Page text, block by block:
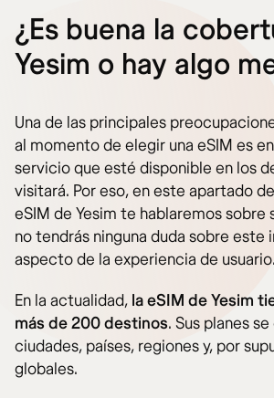
¿Es buena la
Yesim o hay algo
Una de las principales
al momento de elegir una eSIM es
servicio que esté disponible en los
visitará. Por eso, en este apartado
eSIM de Yesim te hablaremos sobre
no tendrás ninguna duda sobre este
aspecto de la experiencia de usuario.
En la actualidad, la eSIM de Yesim
más de 200 destinos. Sus planes
ciudades, países, regiones y, por
globales.